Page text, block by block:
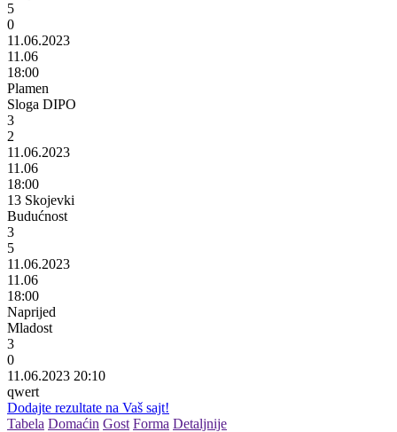
5
0
11.06.2023
11.06
18:00
Plamen
Sloga DIPO
3
2
11.06.2023
11.06
18:00
13 Skojevki
Budućnost
3
5
11.06.2023
11.06
18:00
Naprijed
Mladost
3
0
11.06.2023 20:10
qwert
Dodajte rezultate na Vaš sajt!
Tabela Domaćin Gost Forma Detaljnije